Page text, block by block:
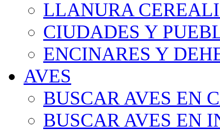
LLANURA
CIUDADES Y
ENCINARES Y
AVES
BUSCAR AVES EN
BUSCAR AVES EN